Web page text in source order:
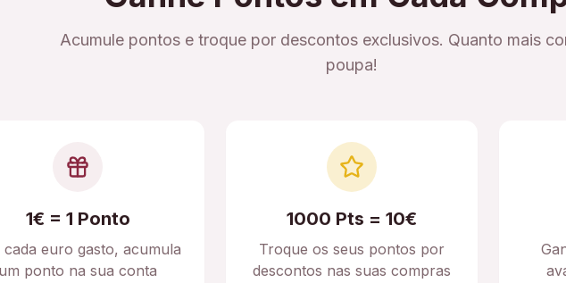
Acumule pontos e troque por descontos exclusivos. Quanto mais
poupa!
1€ = 1 Ponto
cada euro gasto, acumula
um ponto na sua conta
1000 Pts = 10€
Troque os seus pontos por
descontos nas suas compras